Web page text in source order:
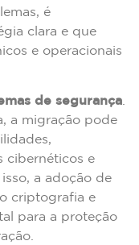
é
clara e que
e operacionais
de segurança
a migração pode
cibernéticos e
a adoção de
criptografia e
para a proteção